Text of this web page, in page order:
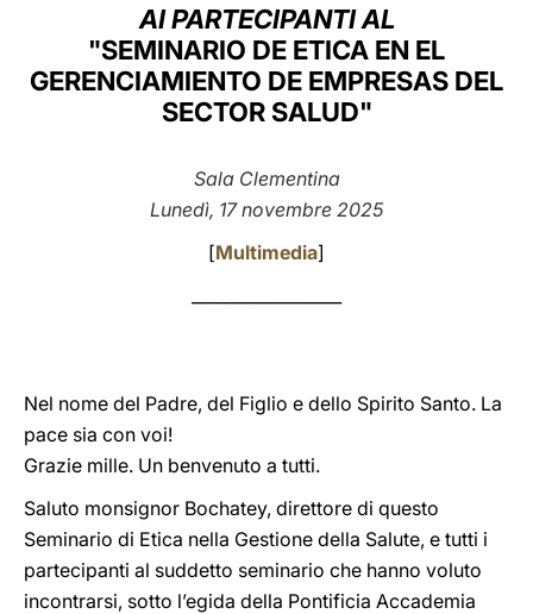
中文
LATINE
AI PARTECIPANTI AL
"SEMINARIO DE ETICA EN EL
GERENCIAMIENTO DE EMPRESAS DEL
SECTOR SALUD"
Sala Clementina
Lunedì, 17 novembre 2025
[Multimedia]
Nel nome del Padre, del Figlio e dello Spirito Santo. La
pace sia con voi!
Grazie mille. Un benvenuto a tutti.
Saluto monsignor Bochatey, direttore di questo
Seminario di Etica nella Gestione della Salute, e tutti i
partecipanti al suddetto seminario che hanno voluto
incontrarsi, sotto l’egida della Pontificia Accademia